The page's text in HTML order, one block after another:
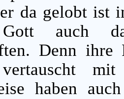
da gelobt
auch
Denn ihre
vertauscht
haben